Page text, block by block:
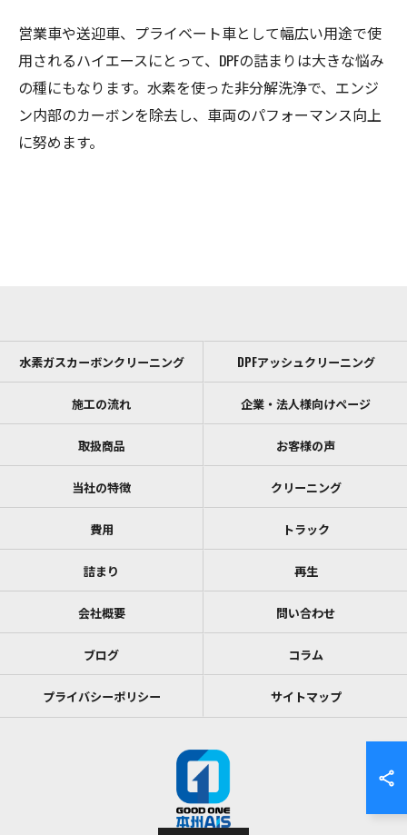
営業車や送迎車、プライベート車として幅広い用途で使
用されるハイエースにとって、DPFの詰まりは大きな悩み
の種にもなります。水素を使った非分解洗浄で、エンジ
ン内部のカーボンを除去し、車両のパフォーマンス向上
に努めます。
水素ガスカーボンクリーニング DPFアッシュクリーニング
施工の流れ 企業・法人様向けページ
取扱商品 お客様の声
当社の特徴 クリーニング
費用 トラック
詰まり 再生
会社概要 問い合わせ
ブログ コラム
プライバシーポリシー サイトマップ